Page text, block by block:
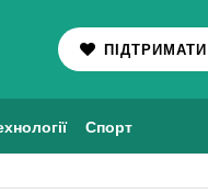
ПІДТРИМАТИ
Спорт